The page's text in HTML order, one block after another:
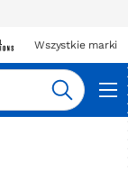
Wszystkie marki
Szukaj